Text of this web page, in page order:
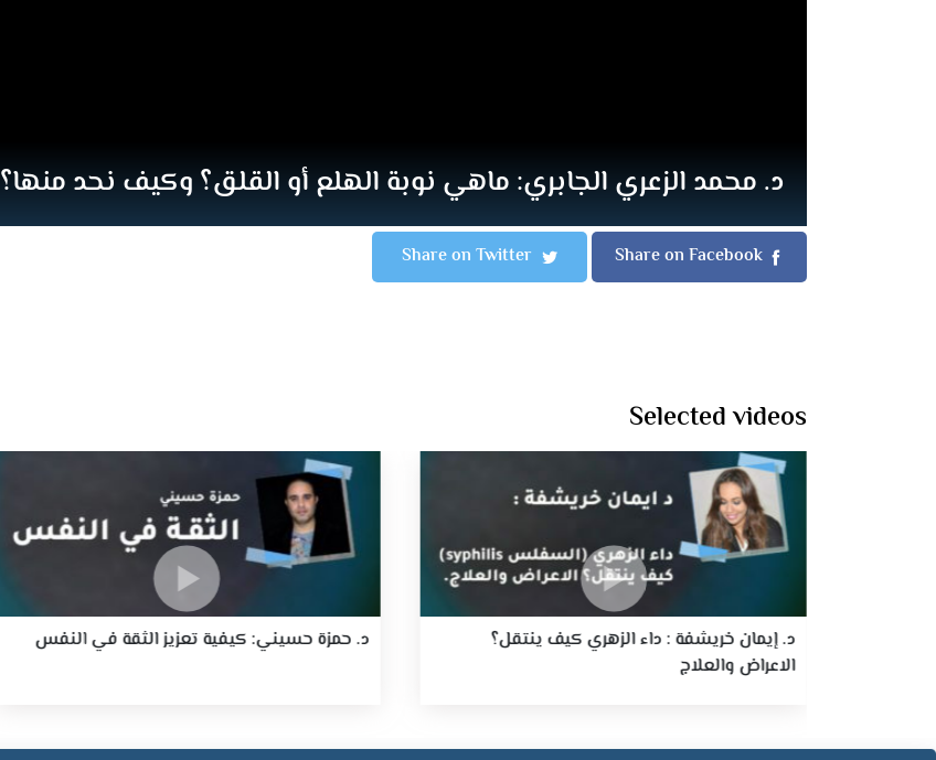
د. محمد الزعري الجابري: ماهي نوبة الهلع أو القلق؟ وكيف نحد منها؟
Share on Facebook
Share on Twitter
Selected videos
د. إيمان خريشفة : داء الزهري كيف ينتقل؟
الاعراض والعلاج
د. حمزة حسيني: كيفية تعزيز الثقة في النفس